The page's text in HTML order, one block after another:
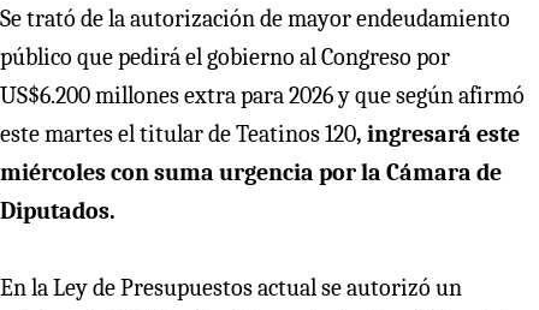
Se trató de la autorización de mayor endeudamiento
público que pedirá el gobierno al Congreso por
US$6.200 millones extra para 2026 y que según afirmó
este martes el titular de Teatinos 120, ingresará este
miércoles con suma urgencia por la Cámara de
Diputados.
En la Ley de Presupuestos actual se autorizó un